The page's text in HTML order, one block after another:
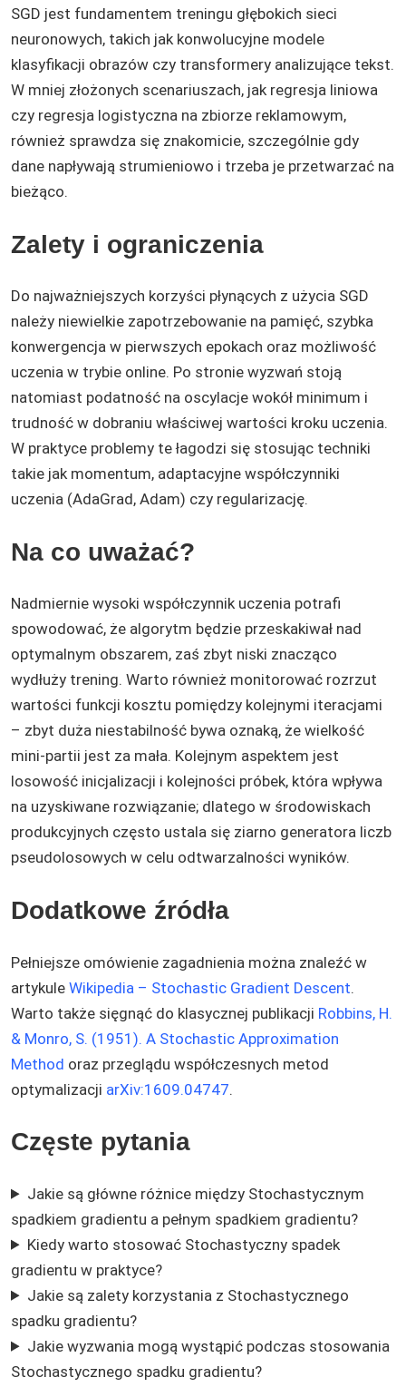
SGD jest fundamentem treningu głębokich sieci
neuronowych, takich jak konwolucyjne modele
klasyfikacji obrazów czy transformery analizujące tekst.
W mniej złożonych scenariuszach, jak regresja liniowa
czy regresja logistyczna na zbiorze reklamowym,
również sprawdza się znakomicie, szczególnie gdy
dane napływają strumieniowo i trzeba je przetwarzać na
bieżąco.
Zalety i ograniczenia
Do najważniejszych korzyści płynących z użycia SGD
należy niewielkie zapotrzebowanie na pamięć, szybka
konwergencja w pierwszych epokach oraz możliwość
uczenia w trybie online. Po stronie wyzwań stoją
natomiast podatność na oscylacje wokół minimum i
trudność w dobraniu właściwej wartości kroku uczenia.
W praktyce problemy te łagodzi się stosując techniki
takie jak momentum, adaptacyjne współczynniki
uczenia (AdaGrad, Adam) czy regularizację.
Na co uważać?
Nadmiernie wysoki współczynnik uczenia potrafi
spowodować, że algorytm będzie przeskakiwał nad
optymalnym obszarem, zaś zbyt niski znacząco
wydłuży trening. Warto również monitorować rozrzut
wartości funkcji kosztu pomiędzy kolejnymi iteracjami
– zbyt duża niestabilność bywa oznaką, że wielkość
mini-partii jest za mała. Kolejnym aspektem jest
losowość inicjalizacji i kolejności próbek, która wpływa
na uzyskiwane rozwiązanie; dlatego w środowiskach
produkcyjnych często ustala się ziarno generatora liczb
pseudolosowych w celu odtwarzalności wyników.
Dodatkowe źródła
Pełniejsze omówienie zagadnienia można znaleźć w
artykule Wikipedia – Stochastic Gradient Descent.
Warto także sięgnąć do klasycznej publikacji Robbins, H.
& Monro, S. (1951). A Stochastic Approximation
Method oraz przeglądu współczesnych metod
optymalizacji arXiv:1609.04747.
Częste pytania
Jakie są główne różnice między Stochastycznym
spadkiem gradientu a pełnym spadkiem gradientu?
Kiedy warto stosować Stochastyczny spadek
gradientu w praktyce?
Jakie są zalety korzystania z Stochastycznego
spadku gradientu?
Jakie wyzwania mogą wystąpić podczas stosowania
Stochastycznego spadku gradientu?